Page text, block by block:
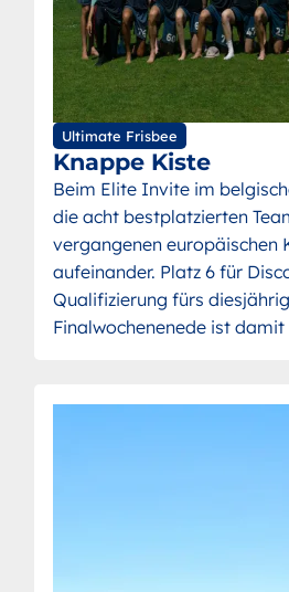
Ultimate Frisbee
Knappe Kiste
Beim Elite Invite im
die acht bestplatzierten
vergangenen europäischen
aufeinander. Platz 6 für
Qualifizierung fürs
Finalwochenenede ist damit